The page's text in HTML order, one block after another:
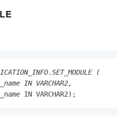
(
IN VARCHAR2,
name IN VARCHAR2);